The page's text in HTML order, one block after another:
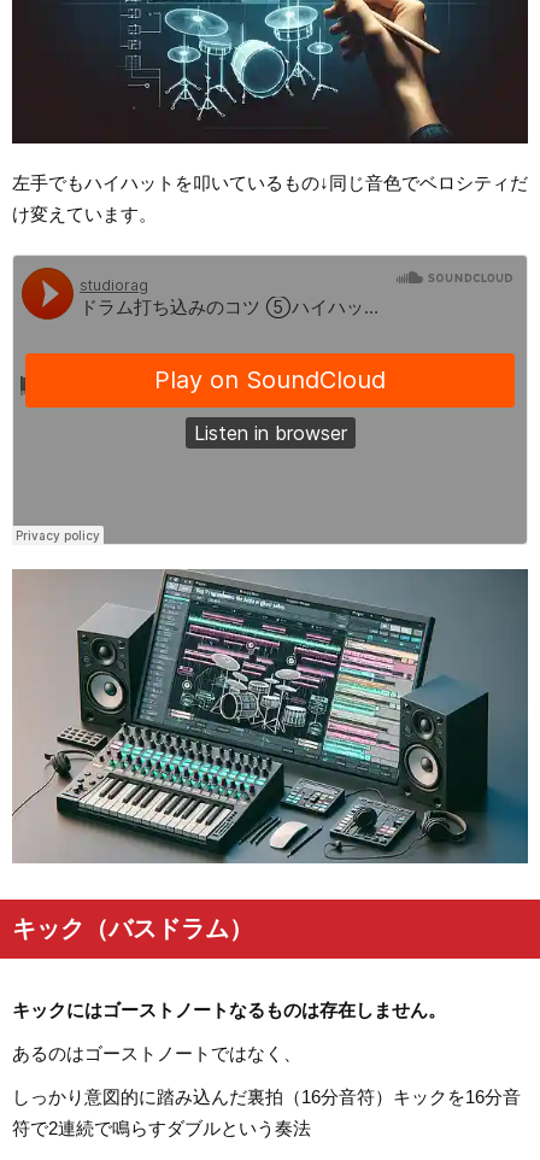
左手でもハイハットを叩いているもの↓同じ音色でベロシティだ
け変えています。
キック（バスドラム）
キックにはゴーストノートなるものは存在しません。
あるのはゴーストノートではなく、
しっかり意図的に踏み込んだ裏拍（16分音符）キックを16分音
符で2連続で鳴らすダブルという奏法